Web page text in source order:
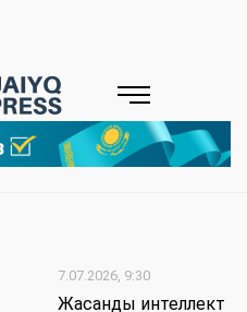
7.07.2026, 9:30
Жасанды интеллект